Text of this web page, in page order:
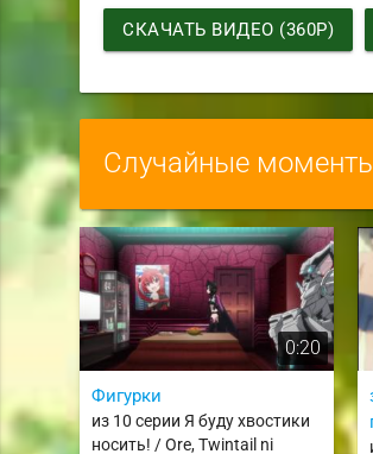
СКАЧАТЬ ВИДЕО (360P)
Случайные
0:20
Фигурки
из 10 серии Я буду хвостики
носить! / Ore, Twintail ni